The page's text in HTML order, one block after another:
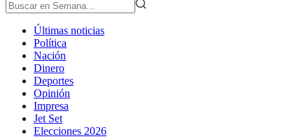
Últimas noticias
Política
Nación
Dinero
Deportes
Opinión
Impresa
Jet Set
Elecciones 2026